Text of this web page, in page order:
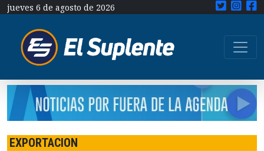
jueves 6 de agosto de 2026
EXPORTACION